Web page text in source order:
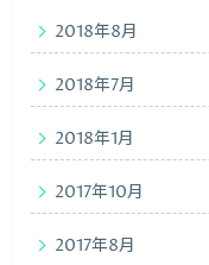
2018年8月
2018年7月
2018年1月
2017年10月
2017年8月